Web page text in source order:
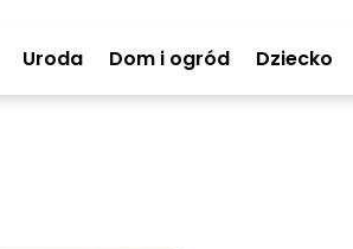
Uroda Dom i ogród Dziecko